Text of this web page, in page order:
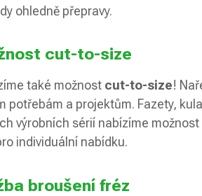
ohledně přepravy.
cut-to-size
také možnost cut-to-size!
potřebám a projektům. Fazety,
výrobních sérií nabízíme
individuální nabídku.
broušení fréz